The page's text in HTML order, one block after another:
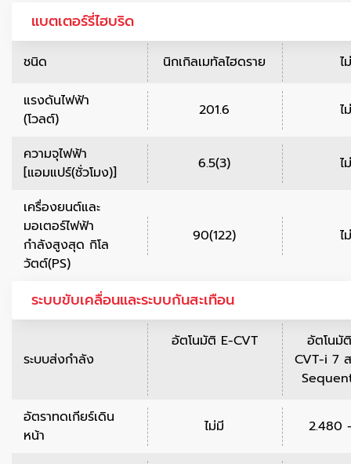
แบตเตอร์รี่ไฮบริด
ชนิด นิกเกิลเมทัลไฮดราย ไ
แรงดันไฟฟ้า
(โวลต์)
201.6 ไ
ความจุไฟฟ้า
[แอมแปร์(ชั่วโมง)]
6.5(3) ไ
เครื่องยนต์และ
มอเตอร์ไฟฟ้า
กำลังสูงสุด กิโล
วัตต์(PS)
90(122) ไ
ระบบขับเคลื่อนและระบบกันสะเทือน
ระบบส่งกำลัง
อัตโนมัติ E-CVT
อัตโนมั
CVT-i 7
อัตราทดเกียร์เดิน
หน้า
ไม่มี 2.480